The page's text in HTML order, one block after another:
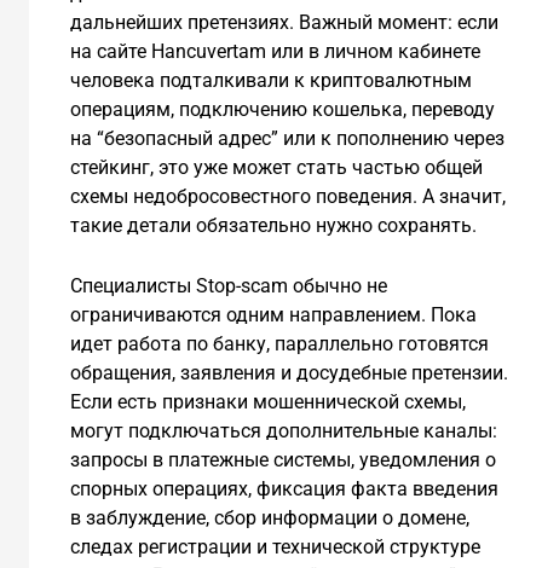
дальнейших претензиях. Важный момент: если
на сайте Hancuvertam или в личном кабинете
человека подталкивали к криптовалютным
операциям, подключению кошелька, переводу
на “безопасный адрес” или к пополнению через
стейкинг, это уже может стать частью общей
схемы недобросовестного поведения. А значит,
такие детали обязательно нужно сохранять.
Специалисты Stop-scam обычно не
ограничиваются одним направлением. Пока
идет работа по банку, параллельно готовятся
обращения, заявления и досудебные претензии.
Если есть признаки мошеннической схемы,
могут подключаться дополнительные каналы:
запросы в платежные системы, уведомления о
спорных операциях, фиксация факта введения
в заблуждение, сбор информации о домене,
следах регистрации и технической структуре